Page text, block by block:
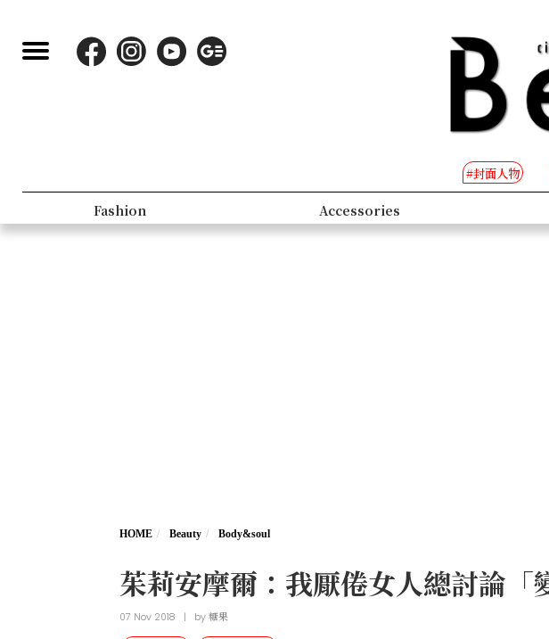
#封面人物
Fashion Accessories
HOME Beauty Body&soul
茱莉安摩爾：我厭倦女人總討論「
07 Nov 2018 | by糖果